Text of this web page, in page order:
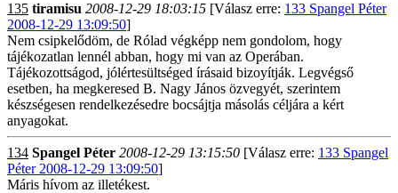
135 tiramisu 2008-12-29 18:03:15 [Válasz erre: 133 Spangel Péter
2008-12-29 13:09:50]
Nem csipkelődöm, de Rólad végképp nem gondolom, hogy
tájékozatlan lennél abban, hogy mi van az Operában.
Tájékozottságod, jólértesültséged írásaid bizoyítják. Legvégső
esetben, ha megkeresed B. Nagy János özvegyét, szerintem
készségesen rendelkezésedre bocsájtja másolás céljára a kért
anyagokat.
134 Spangel Péter 2008-12-29 13:15:50 [Válasz erre: 133 Spangel
Péter 2008-12-29 13:09:50]
Máris hívom az illetékest.